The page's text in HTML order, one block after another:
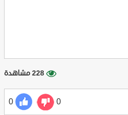
228 مشاهدة
0
0